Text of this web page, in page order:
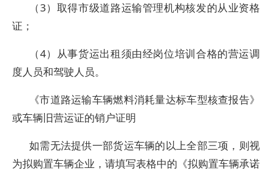
（3）取得市级道路运输管理机构核发的从业资格
证；
（4）从事货运出租须由经岗位培训合格的营运调
度人员和驾驶人员。
《市道路运输车辆燃料消耗量达标车型核查报告》
或车辆旧营运证的销户证明
如需无法提供一部货运车辆的以上全部三项，则视
为拟购置车辆企业，请填写表格中的《拟购置车辆承诺